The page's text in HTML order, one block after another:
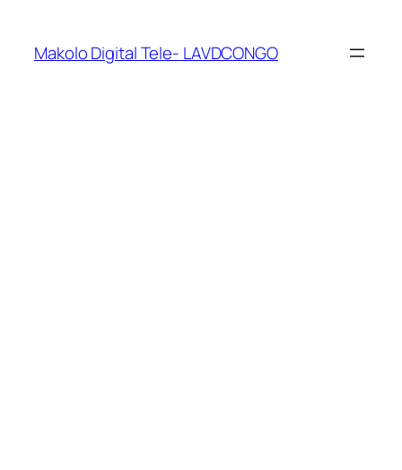
Makolo Digital Tele- LAVDCONGO